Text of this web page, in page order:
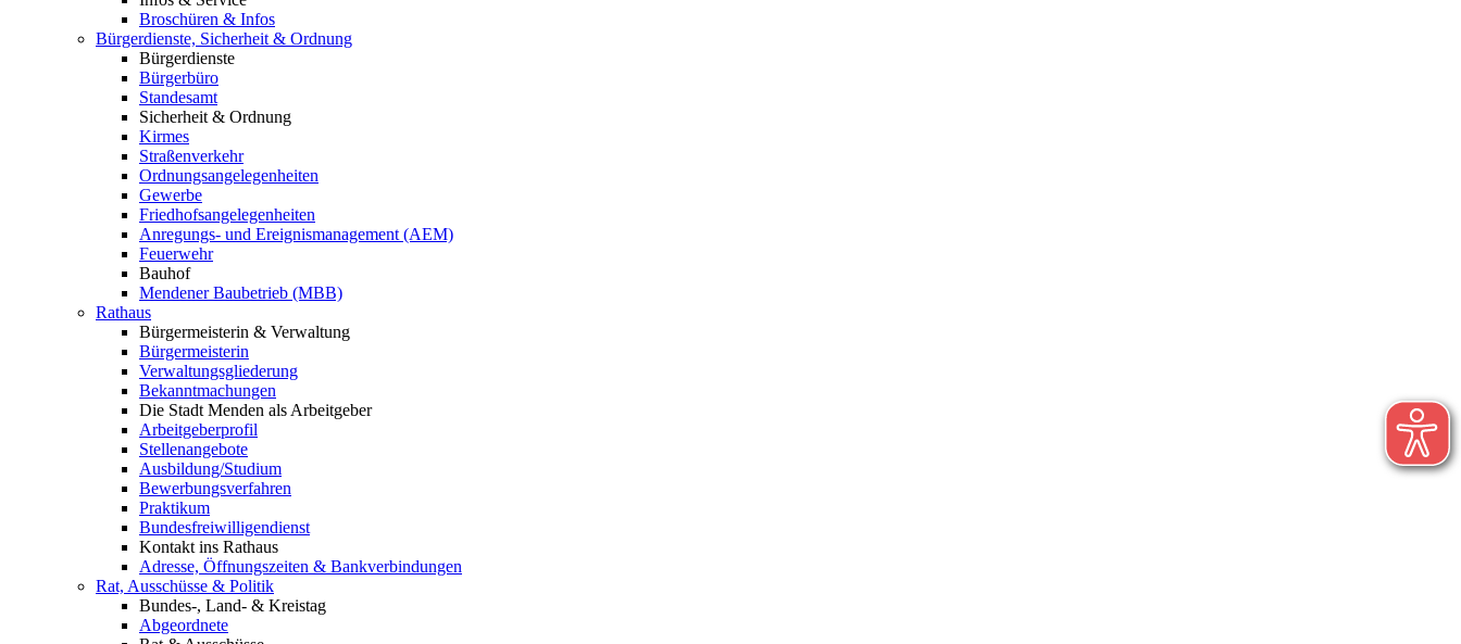
Broschüren & Infos
Bürgerdienste, Sicherheit & Ordnung
Bürgerdienste
Bürgerbüro
Standesamt
Sicherheit & Ordnung
Kirmes
Straßenverkehr
Ordnungsangelegenheiten
Gewerbe
Friedhofsangelegenheiten
Anregungs- und Ereignismanagement (AEM)
Feuerwehr
Bauhof
Mendener Baubetrieb (MBB)
Rathaus
Bürgermeisterin & Verwaltung
Bürgermeisterin
Verwaltungsgliederung
Bekanntmachungen
Die Stadt Menden als Arbeitgeber
Arbeitgeberprofil
Stellenangebote
Ausbildung/Studium
Bewerbungsverfahren
Praktikum
Bundesfreiwilligendienst
Kontakt ins Rathaus
Adresse, Öffnungszeiten & Bankverbindungen
Rat, Ausschüsse & Politik
Bundes-, Land- & Kreistag
Abgeordnete